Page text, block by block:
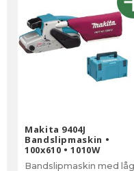
Makita 9404J
Bandslipmaskin •
100x610 • 1010W
Bandslipmaskin med låg